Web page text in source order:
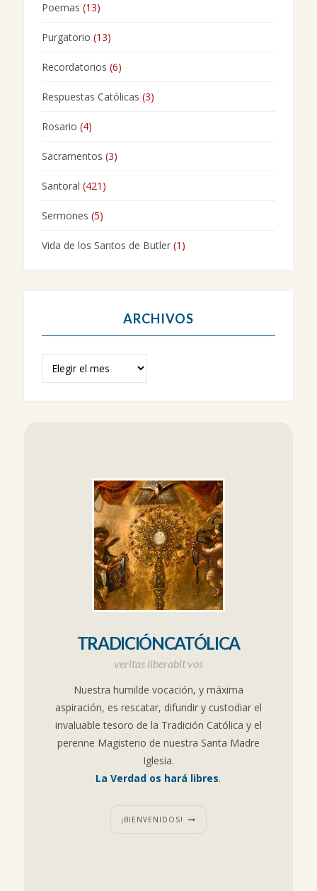
Poemas (13)
Purgatorio (13)
Recordatorios (6)
Respuestas Católicas (3)
Rosario (4)
Sacramentos (3)
Santoral (421)
Sermones (5)
Vida de los Santos de Butler(1)
ARCHIVOS
TRADICIÓNCATÓLICA
veritas liberabit vos
Nuestra humilde vocación, y máxima
aspiración, es rescatar, difundir y custodiar el
invaluable tesoro de la Tradición Católica y el
perenne Magisterio de nuestra Santa Madre
Iglesia.
La Verdad os hará libres.
¡BIENVENIDOS!